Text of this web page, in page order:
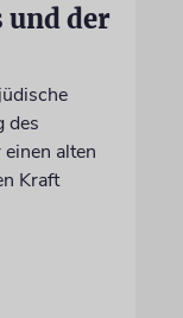
und der
des
alten
Kraft